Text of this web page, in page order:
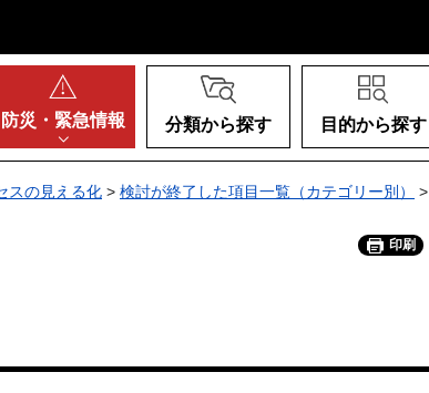
防災・ 緊急情報 分類から探す 目的から探す
スの見える化 > 検討が終了した項目一覧（カテゴリー別） >
印刷